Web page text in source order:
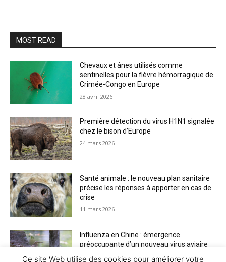
MOST READ
Chevaux et ânes utilisés comme
sentinelles pour la fièvre hémorragique de
Crimée-Congo en Europe
28 avril 2026
Première détection du virus H1N1 signalée
chez le bison d’Europe
24 mars 2026
Santé animale : le nouveau plan sanitaire
précise les réponses à apporter en cas de
crise
11 mars 2026
Influenza en Chine : émergence
préoccupante d’un nouveau virus aviaire
Ce site Web utilise des cookies pour améliorer votre